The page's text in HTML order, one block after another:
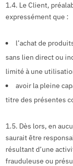
1.4. Le Client,
expressément que :
l’achat de
sans lien direct ou
limité à une
avoir la pleine
titre des présentes
1.5. Dès lors, en
saurait être
résultant d’une
frauduleuse ou